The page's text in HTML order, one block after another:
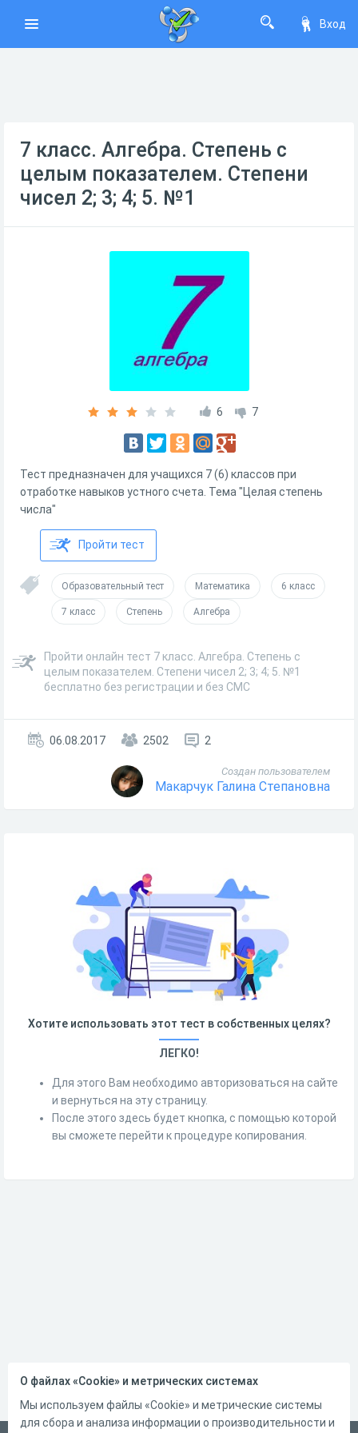
Вход
7 класс. Алгебра. Степень с
целым показателем. Степени
чисел 2; 3; 4; 5. №1
6 7
Тест предназначен для учащихся 7 (6) классов при
отработке навыков устного счета. Тема "Целая степень
числа"
Пройти тест
Образовательный тест Математика 6 класс
7 класс Степень Алгебра
Пройти онлайн тест 7 класс. Алгебра. Степень с
целым показателем. Степени чисел 2; 3; 4; 5. №1
бесплатно без регистрации и без СМС
06.08.2017 2502 2
Создан пользователем
Макарчук Галина Степановна
Хотите использовать этот тест в собственных целях?
ЛЕГКО!
Для этого Вам необходимо авторизоваться на сайте
и вернуться на эту страницу.
После этого здесь будет кнопка, с помощью которой
вы сможете перейти к процедуре копирования.
О файлах «Cookie» и метрических системах
Мы используем файлы «Cookie» и метрические системы
для сбора и анализа информации о производительности и